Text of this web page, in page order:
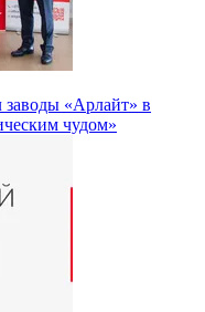
заводы «Арлайт» в
чудом»